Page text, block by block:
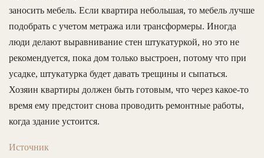
заносить мебель. Если квартира небольшая, то мебель лучше
подобрать с учетом метража или трансформеры. Иногда
люди делают выравнивание стен штукатуркой, но это не
рекомендуется, пока дом только выстроен, потому что при
усадке, штукатурка будет давать трещины и сыпаться.
Хозяин квартиры должен быть готовым, что через какое-то
время ему предстоит снова проводить ремонтные работы,
когда здание устоится.
Источник